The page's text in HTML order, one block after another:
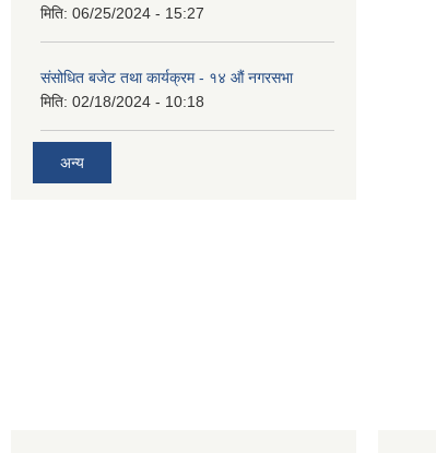
मिति: 06/25/2024 - 15:27
संसोधित बजेट तथा कार्यक्रम - १४ औं नगरसभा
मिति: 02/18/2024 - 10:18
अन्य